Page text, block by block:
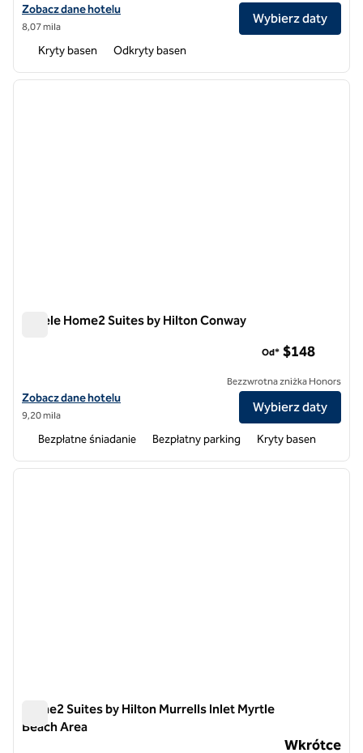
Zobacz szczegóły hotelu Royale Palms Condominiums
Zobacz dane hotelu
8,07 mila
Wybierz daty
Kryty basen Odkryty basen
1 z 12
Hotele Home2 Suites by Hilton Conway
Zobacz szczegóły hotelu Home2 Suites by Hilton Conway
Zobacz dane hotelu
9,20 mila
Od* $148
Bezzwrotna zniżka Honors
Wybierz daty
Bezpłatne śniadanie Bezpłatny parking Kryty basen
1 z 11
Home2 Suites by Hilton Murrells Inlet Myrtle
Beach Area
Home2 Suites by Hilton Murrells Inlet Myrtle Beach Area
Wkrótce